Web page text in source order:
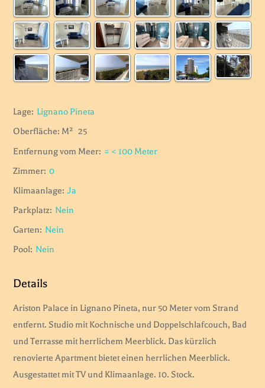
Lage: Lignano Pineta
Oberfläche: M² 25
Entfernung vom Meer: = < 100 Meter
Zimmer: 0
Klimaanlage: Ja
Parkplatz: Nein
Garten: Nein
Pool: Nein
Details
Ariston Palace in Lignano Pineta, nur 50 Meter vom Strand
entfernt. Studio mit Kochnische und Doppelschlafcouch, Bad
und Terrasse mit herrlichem Meerblick. Das kürzlich
renovierte Apartment bietet einen herrlichen Meerblick.
Ausgestattet mit TV und Klimaanlage. 10. Stock.